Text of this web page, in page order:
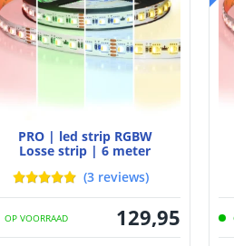
PRO | led strip RGBW
Losse strip | 6 meter
(3 reviews)
OP VOORRAAD 129,95